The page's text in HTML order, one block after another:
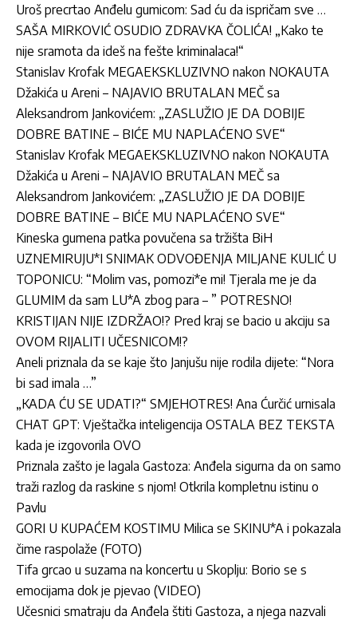
Uroš precrtao Anđelu gumicom: Sad ću da ispričam sve …
SAŠA MIRKOVIĆ OSUDIO ZDRAVKA ČOLIĆA! „Kako te
nije sramota da ideš na fešte kriminalaca!“
Stanislav Krofak MEGAEKSKLUZIVNO nakon NOKAUTA
Džakića u Areni – NAJAVIO BRUTALAN MEČ sa
Aleksandrom Jankovićem: „ZASLUŽIO JE DA DOBIJE
DOBRE BATINE – BIĆE MU NAPLAĆENO SVE“
Stanislav Krofak MEGAEKSKLUZIVNO nakon NOKAUTA
Džakića u Areni – NAJAVIO BRUTALAN MEČ sa
Aleksandrom Jankovićem: „ZASLUŽIO JE DA DOBIJE
DOBRE BATINE – BIĆE MU NAPLAĆENO SVE“
Kineska gumena patka povučena sa tržišta BiH
UZNEMIRUJU*I SNIMAK ODVOĐENJA MILJANE KULIĆ U
TOPONICU: “Molim vas, pomozi*e mi! Tjerala me je da
GLUMIM da sam LU*A zbog para – ” POTRESNO!
KRISTIJAN NIJE IZDRŽAO!? Pred kraj se bacio u akciju sa
OVOM RIJALITI UČESNICOM!?
Aneli priznala da se kaje što Janjušu nije rodila dijete: “Nora
bi sad imala …”
„KADA ĆU SE UDATI?“ SMJEHOTRES! Ana Ćurčić urnisala
CHAT GPT: Vještačka inteligencija OSTALA BEZ TEKSTA
kada je izgovorila OVO
Priznala zašto je lagala Gastoza: Anđela sigurna da on samo
traži razlog da raskine s njom! Otkrila kompletnu istinu o
Pavlu
GORI U KUPAĆEM KOSTIMU Milica se SKINU*A i pokazala
čime raspolaže (FOTO)
Tifa grcao u suzama na koncertu u Skoplju: Borio se s
emocijama dok je pjevao (VIDEO)
Učesnici smatraju da Anđela štiti Gastoza, a njega nazvali